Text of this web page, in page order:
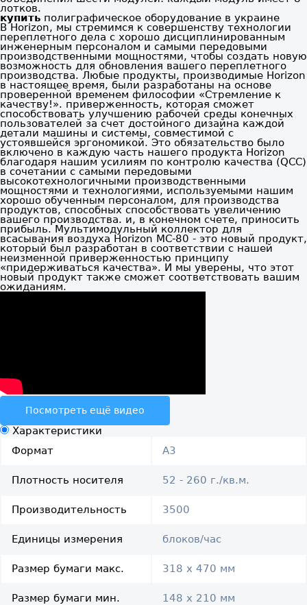
лотков.
купить полиграфическое оборудование в украине
В Horizon, мы стремимся к совершенству технологии
переплетного дела с хорошо дисциплинированным
инженерным персоналом и самыми передовыми
производственными мощностями, чтобы создать новую
возможность для обновления вашего переплетного
производства. Любые продукты, производимые Horizon
в настоящее время, были разработаны на основе
проверенной временем философии «Стремление к
качеству!». приверженность, которая сможет
способствовать улучшению рабочей среды конечных
пользователей за счет достойного дизайна каждой
детали машины и системы, совместимой с
устоявшейся эргономикой. Это обязательство было
включено в каждую часть нашего продукта Horizon
благодаря нашим усилиям по контролю качества (QCC)
в сочетании с самыми передовыми
высокотехнологичными производственными
мощностями и технологиями, используемыми нашим
хорошо обученным персоналом, для производства
продуктов, способных способствовать увеличению
вашего производства. и, в конечном счете, приносить
прибыль. Мультимодульный коллектор для
всасывания воздуха Horizon MC-80 - это новый продукт,
который был разработан в соответствии с нашей
неизменной приверженностью принципу
«придерживаться качества». И мы уверены, что этот
новый продукт также сможет соответствовать вашим
ожиданиям.
Посмотреть ещё видео
Характеристики
Формат
A3
Плотность носителя 52 - 260 г./кв.м.
Производительность 3500
Единицы измерения блоков/час
Размер бумаги макс. 318 х 470 мм
Размер бумаги мин. 148 х 210 мм